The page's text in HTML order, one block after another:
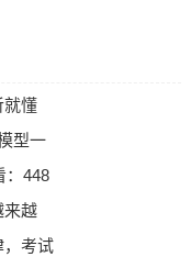
就懂
型一
：448
来越
，考试